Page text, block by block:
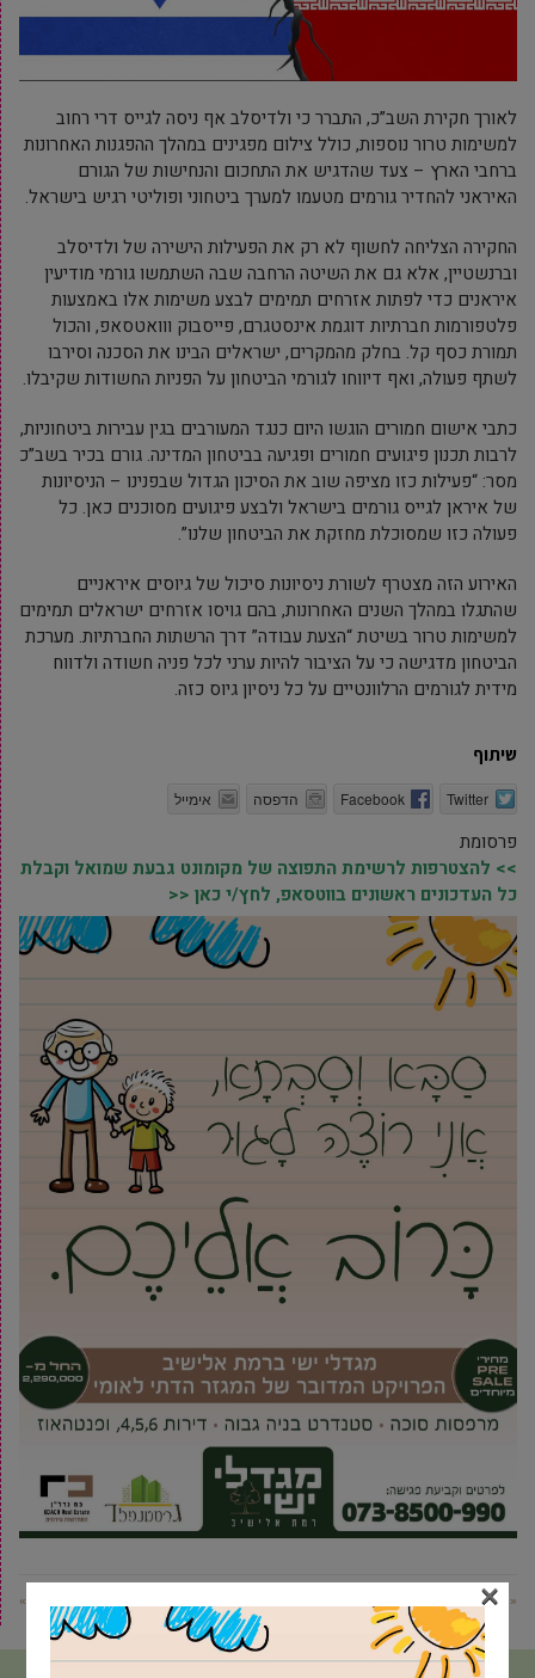
לאורך חקירת השב”כ, התברר כי ולדיסלב אף ניסה לגייס דרי רחוב
למשימות טרור נוספות, כולל צילום מפגינים במהלך ההפגנות האחרונות
ברחבי הארץ – צעד שהדגיש את התחכום והנחישות של הגורם
האיראני להחדיר גורמים מטעמו למערך ביטחוני ופוליטי רגיש בישראל.
החקירה הצליחה לחשוף לא רק את הפעילות הישירה של ולדיסלב
וברנשטיין, אלא גם את השיטה הרחבה שבה השתמשו גורמי מודיעין
איראנים כדי לפתות אזרחים תמימים לבצע משימות אלו באמצעות
פלטפורמות חברתיות דוגמת אינסטגרם, פייסבוק ווואטסאפ, והכול
תמורת כסף קל. בחלק מהמקרים, ישראלים הבינו את הסכנה וסירבו
לשתף פעולה, ואף דיווחו לגורמי הביטחון על הפניות החשודות שקיבלו.
כתבי אישום חמורים הוגשו היום כנגד המעורבים בגין עבירות ביטחוניות,
לרבות תכנון פיגועים חמורים ופגיעה בביטחון המדינה. גורם בכיר בשב”כ
מסר: “פעילות כזו מציפה שוב את הסיכון הגדול שבפנינו – הניסיונות
של איראן לגייס גורמים בישראל ולבצע פיגועים מסוכנים כאן. כל
פעולה כזו שמסוכלת מחזקת את הביטחון שלנו”.
האירוע הזה מצטרף לשורת ניסיונות סיכול של גיוסים איראניים
שהתגלו במהלך השנים האחרונות, בהם גויסו אזרחים ישראלים תמימים
למשימות טרור בשיטת “הצעת עבודה” דרך הרשתות החברתיות. מערכת
הביטחון מדגישה כי על הציבור להיות ערני לכל פניה חשודה ולדווח
מידית לגורמים הרלוונטיים על כל ניסיון גיוס כזה.
שיתוף
Twitter
Facebook הדפסה אימייל
פרסומת
>> להצטרפות לרשימת התפוצה של מקומונט גבעת שמואל וקבלת
כל העדכונים ראשונים בווטסאפ, לחץ/י כאן <<
« פוסט קודם פוסט הבא » ×